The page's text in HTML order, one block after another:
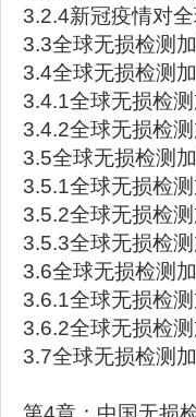
3.2.4新冠疫情对
3.3全球无损检测
3.4全球无损检测
3.4.1全球无损检
3.4.2全球无损检
3.5全球无损检测
3.5.1全球无损检
3.5.2全球无损检
3.5.3全球无损检
3.6全球无损检测
3.6.1全球无损检
3.6.2全球无损检
3.7全球无损检测